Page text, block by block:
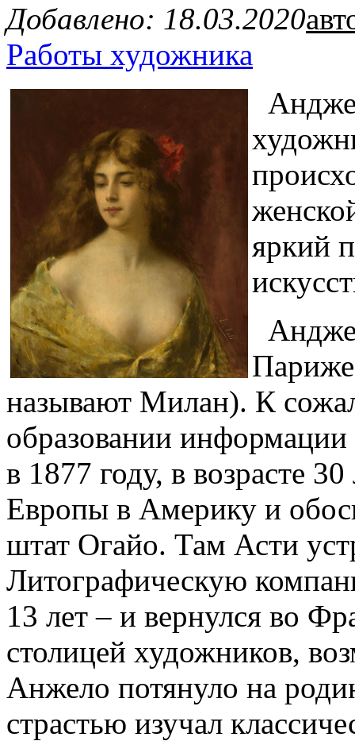
Добавлено: 18.03.2020
Работы художника
яркий
называют Милан). К
образовании информации
в 1877 году, в возрасте
Европы в Америку и
штат Огайо. Там Асти
Литографическую
13 лет – и вернулся во
столицей художников,
Анжело потянуло на
страстью изучал